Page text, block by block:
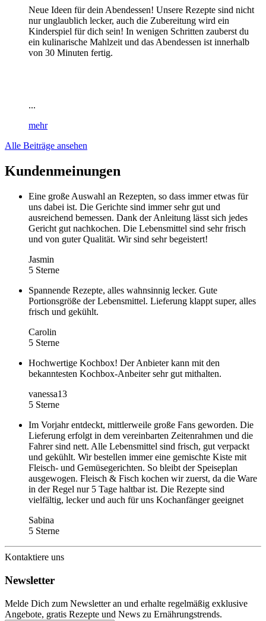
Neue Ideen für dein Abendessen! Unsere Rezepte sind nicht
nur unglaublich lecker, auch die Zubereitung wird ein
Kinderspiel für dich sein! In wenigen Schritten zauberst du
ein kulinarische Mahlzeit und das Abendessen ist innerhalb
von 30 Minuten fertig.
...
mehr
Alle Beiträge ansehen
Kundenmeinungen
Eine große Auswahl an Rezepten, so dass immer etwas für
uns dabei ist. Die Gerichte sind immer sehr gut und
ausreichend bemessen. Dank der Anleitung lässt sich jedes
Gericht gut nachkochen. Die Lebensmittel sind sehr frisch
und von guter Qualität. Wir sind sehr begeistert!
Jasmin
5 Sterne
Spannende Rezepte, alles wahnsinnig lecker. Gute
Portionsgröße der Lebensmittel. Lieferung klappt super, alles
frisch und gekühlt.
Carolin
5 Sterne
Hochwertige Kochbox! Der Anbieter kann mit den
bekanntesten Kochbox-Anbeiter sehr gut mithalten.
vanessa13
5 Sterne
Im Vorjahr entdeckt, mittlerweile große Fans geworden. Die
Lieferung erfolgt in dem vereinbarten Zeitenrahmen und die
Fahrer sind nett. Alle Lebensmittel sind frisch, gut verpackt
und gekühlt. Wir bestellen immer eine gemischte Kiste mit
Fleisch- und Gemüsegerichten. So bleibt der Speiseplan
ausgewogen. Fleisch & Fisch kochen wir zuerst, da die Ware
in der Regel nur 5 Tage haltbar ist. Die Rezepte sind
vielfältig, lecker und auch für uns Kochanfänger geeignet
Sabina
5 Sterne
Kontaktiere uns
Newsletter
Melde Dich zum Newsletter an und erhalte regelmäßig exklusive
Angebote, gratis Rezepte und News zu Ernährungstrends.